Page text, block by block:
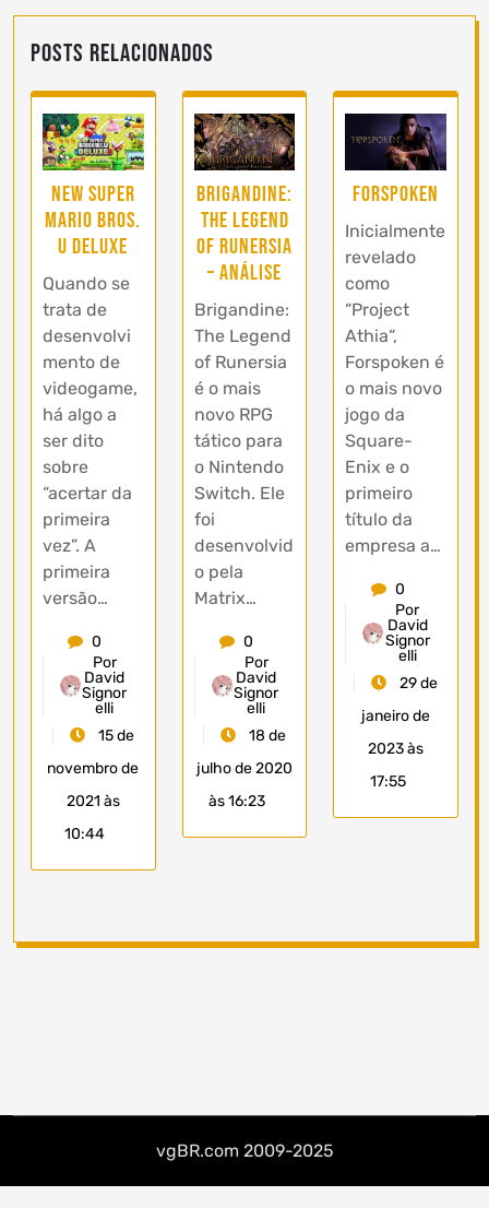
Posts Relacionados
New Super
Mario Bros.
U Deluxe
Quando se
trata de
desenvolvi
mento de
videogame,
há algo a
ser dito
sobre
“acertar da
primeira
vez”. A
primeira
versão…
0
Por
David
Signor
elli
15 de
novembro de
2021 às
10:44
Brigandine:
The Legend
of Runersia
– Análise
Brigandine:
The Legend
of Runersia
é o mais
novo RPG
tático para
o Nintendo
Switch. Ele
foi
desenvolvid
o pela
Matrix…
0
Por
David
Signor
elli
18 de
julho de 2020
às 16:23
Forspoken
Inicialmente
revelado
como
“Project
Athia“,
Forspoken é
o mais novo
jogo da
Square-
Enix e o
primeiro
título da
empresa a…
0
Por
David
Signor
elli
29 de
janeiro de
2023 às
17:55
vgBR.com 2009-2025